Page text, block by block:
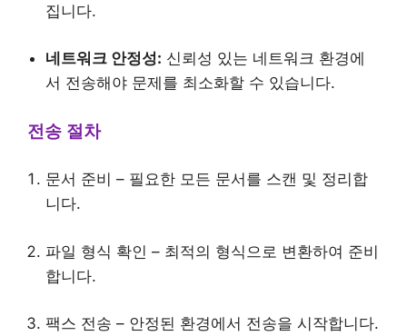
집니다.
네트워크 안정성: 신뢰성 있는 네트워크 환경에
서 전송해야 문제를 최소화할 수 있습니다.
전송 절차
문서 준비 – 필요한 모든 문서를 스캔 및 정리합
니다.
파일 형식 확인 – 최적의 형식으로 변환하여 준비
합니다.
팩스 전송 – 안정된 환경에서 전송을 시작합니다.